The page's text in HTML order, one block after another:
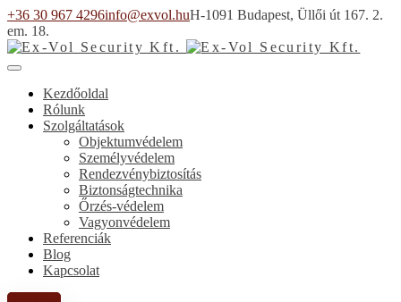
+36 30 967 4296info@exvol.huH-1091 Budapest, Üllői út 167. 2.
em. 18.
Kezdőoldal
Rólunk
Szolgáltatások
Objektumvédelem
Személyvédelem
Rendezvénybiztosítás
Biztonságtechnika
Őrzés-védelem
Vagyonvédelem
Referenciák
Blog
Kapcsolat